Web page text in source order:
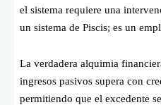
el sistema requiere una
un sistema de Piscis; es un
La verdadera alquimia
ingresos pasivos supera con
permitiendo que el excedente